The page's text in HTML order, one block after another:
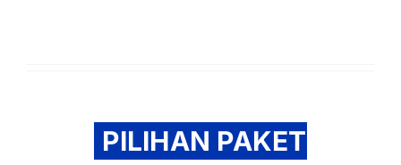
PILIHAN PAKET